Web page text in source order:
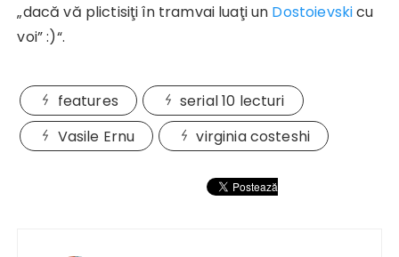
„dacă vă plictisiţi în tramvai luaţi un Dostoievskicu
voi” :)“.
features
serial 10 lecturi
Vasile Ernu
virginia costeshi